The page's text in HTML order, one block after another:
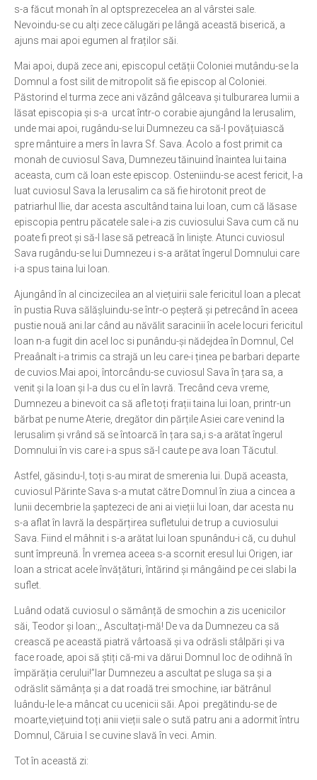
Nevoințe contemporane
Familia de azi
Adicții și vindecări
Gadgeturi cu două tăișuri
Bucătărie biblică
Interviuri
Puncte de Vedere
s-a făcut monah în al optsprezecelea an al vârstei sale.
Nevoindu-se cu alți zece călugări pe lângă această biserică, a
ajuns mai apoi egumen al fraților săi.
Mai apoi, după zece ani, episcopul cetății Coloniei mutându-se la
Domnul a fost silit de mitropolit să fie episcop al Coloniei.
Păstorind el turma zece ani văzând gâlceava și tulburarea lumii a
lăsat episcopia și s-a urcat într-o corabie ajungând la Ierusalim,
unde mai apoi, rugându-se lui Dumnezeu ca să-l povățuiască
spre mântuire a mers în lavra Sf. Sava. Acolo a fost primit ca
monah de cuviosul Sava, Dumnezeu tăinuind înaintea lui taina
aceasta, cum că Ioan este episcop. Osteniindu-se acest fericit, l-a
luat cuviosul Sava la Ierusalim ca să fie hirotonit preot de
patriarhul Ilie, dar acesta ascultând taina lui Ioan, cum că lăsase
episcopia pentru păcatele sale i-a zis cuviosului Sava cum că nu
poate fi preot și să-l lase să petreacă în liniște. Atunci cuviosul
Sava rugându-se lui Dumnezeu i s-a arătat îngerul Domnului care
i-a spus taina lui Ioan.
Ajungând în al cincizecilea an al viețuirii sale fericitul Ioan a plecat
în pustia Ruva sălășluindu-se într-o peșteră și petrecând în aceea
pustie nouă ani.Iar când au năvălit saracinii în acele locuri fericitul
Ioan n-a fugit din acel loc si punându-și nădejdea în Domnul, Cel
Preaânalt i-a trimis ca strajă un leu care-i ținea pe barbari departe
de cuvios.Mai apoi, întorcându-se cuviosul Sava în țara sa, a
venit și la Ioan și l-a dus cu el în lavră. Trecând ceva vreme,
Dumnezeu a binevoit ca să afle toți frații taina lui Ioan, printr-un
bărbat pe nume Aterie, dregător din părțile Asiei care venind la
Ierusalim și vrând să se întoarcă în țara sa,i s-a arătat îngerul
Domnului în vis care i-a spus să-l caute pe ava Ioan Tăcutul.
Astfel, găsindu-l, toți s-au mirat de smerenia lui. După aceasta,
cuviosul Părinte Sava s-a mutat către Domnul în ziua a cincea a
lunii decembrie la șaptezeci de ani ai vieții lui Ioan, dar acesta nu
s-a aflat în lavră la despărțirea sufletului de trup a cuviosului
Sava. Fiind el mâhnit i s-a arătat lui Ioan spunându-i că, cu duhul
sunt împreună. În vremea aceea s-a scornit eresul lui Origen, iar
Ioan a stricat acele învățături, întărind și mângâind pe cei slabi la
suflet.
Luând odată cuviosul o sămânță de smochin a zis ucenicilor
săi, Teodor și Ioan:,, Ascultați-mă! De va da Dumnezeu ca să
crească pe această piatră vârtoasă și va odrăsli stâlpări și va
face roade, apoi să știți că-mi va dărui Domnul loc de odihnă în
împărăția cerului!’’Iar Dumnezeu a ascultat pe sluga sa și a
odrăslit sămânța și a dat roadă trei smochine, iar bătrânul
luându-le le-a mâncat cu ucenicii săi. Apoi pregătindu-se de
moarte,viețuind toți anii vieții sale o sută patru ani a adormit întru
Domnul, Căruia I se cuvine slavă în veci. Amin.
Tot în această zi: